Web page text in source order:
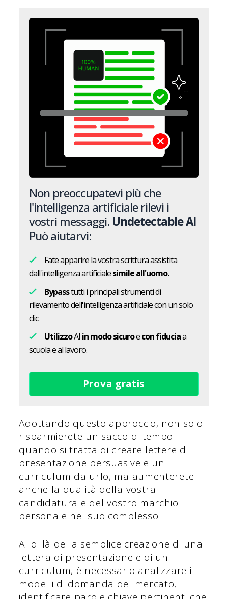
Non preoccupatevi più che
l'intelligenza artificiale rilevi i
vostri messaggi. Undetectable AI
Può aiutarvi:
Fate apparire la vostra scrittura assistita
dall'intelligenza artificialesimile all'uomo.
Bypasstutti i principali strumenti di
rilevamento dell'intelligenza artificiale con un solo
clic.
UtilizzoAI in modo sicuroecon fiduciaa
scuola e al lavoro.
Prova gratis
Adottando questo approccio, non solo
risparmierete un sacco di tempo
quando si tratta di creare lettere di
presentazione persuasive e un
curriculum da urlo, ma aumenterete
anche la qualità della vostra
candidatura e del vostro marchio
personale nel suo complesso.
Al di là della semplice creazione di una
lettera di presentazione e di un
curriculum, è necessario analizzare i
modelli di domanda del mercato,